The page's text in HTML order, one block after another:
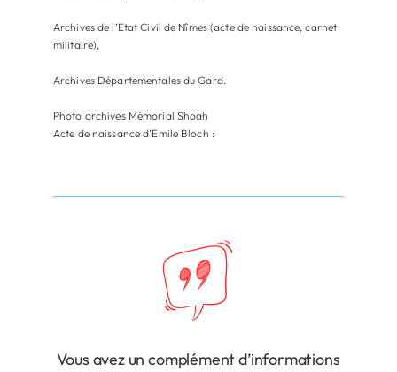
Archives de l’Etat Civil de Nîmes (acte de naissance, carnet
militaire),
Archives Départementales du Gard.
Photo archives Mémorial Shoah
Acte de naissance d’Emile Bloch :
Vous avez un complément d’informations